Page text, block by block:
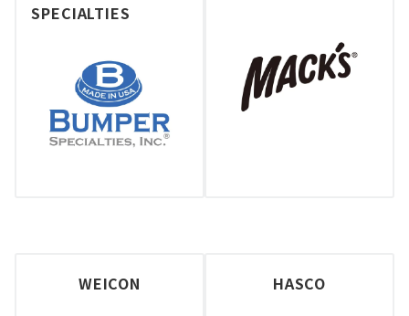
SPECIALTIES
WEICON HASCO